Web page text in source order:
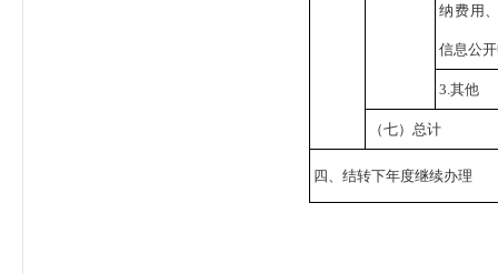
纳费用
信息公
3.其他
（七）总计
四、结转下年度继续办理